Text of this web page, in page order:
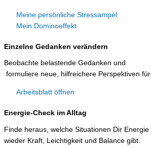
Meine persönliche Stressampel
Mein Dominoeffekt
Einzelne Gedanken verändern
Beobachte belastende Gedanken und
formuliere neue, hilfreichere Perspektiven
Arbeitsblatt öffnen
Energie-Check im Alltag
Finde heraus, welche Situationen Dir
wieder Kraft, Leichtigkeit und Balance gibt.